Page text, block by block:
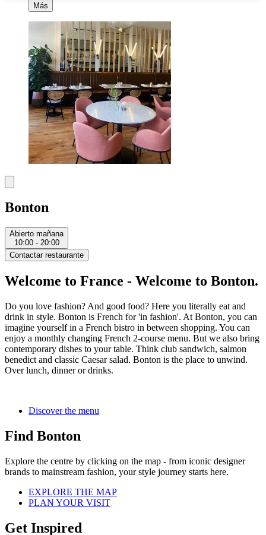
Más
Bonton
Abierto mañana
10:00 - 20:00
Contactar restaurante
Welcome to France - Welcome to Bonton.
Do you love fashion? And good food? Here you literally eat and
drink in style. Bonton is French for 'in fashion'. At Bonton, you can
imagine yourself in a French bistro in between shopping. You can
enjoy a monthly changing French 2-course menu. But we also bring
contemporary dishes to your table. Think club sandwich, salmon
benedict and classic Caesar salad. Bonton is the place to unwind.
Over lunch, dinner or drinks.
Discover the menu
Find Bonton
Explore the centre by clicking on the map - from iconic designer
brands to mainstream fashion, your style journey starts here.
EXPLORE THE MAP
PLAN YOUR VISIT
Get Inspired